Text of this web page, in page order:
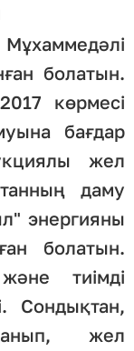
болатын.
көрмесі
бағдар
жел
даму
энергияны
болатын.
тиімді
Сондықтан,
жел